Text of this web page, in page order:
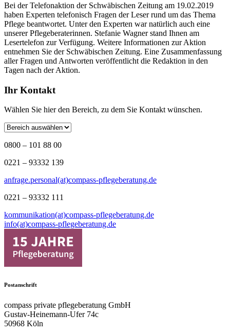
Bei der Telefonaktion der Schwäbischen Zeitung am 19.02.2019
haben Experten telefonisch Fragen der Leser rund um das Thema
Pflege beantwortet. Unter den Experten war natürlich auch eine
unserer Pflegeberaterinnen. Stefanie Wagner stand Ihnen am
Lesertelefon zur Verfügung. Weitere Informationen zur Aktion
entnehmen Sie der Schwäbischen Zeitung. Eine Zusammenfassung
aller Fragen und Antworten veröffentlicht die Redaktion in den
Tagen nach der Aktion.
Ihr Kontakt
Wählen Sie hier den Bereich, zu dem Sie Kontakt wünschen.
0800 – 101 88 00
0221 – 93332 139
anfrage.personal(at)compass-pflegeberatung.de
0221 – 93332 111
kommunikation(at)compass-pflegeberatung.de
info(at)compass-pflegeberatung.de
Postanschrift
compass private pflegeberatung GmbH
Gustav-Heinemann-Ufer 74c
50968 Köln